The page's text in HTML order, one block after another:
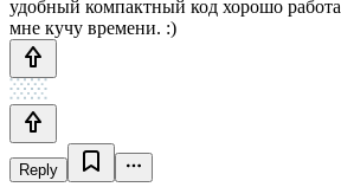
удобный компактный код хорошо
мне кучу времени. :)
Reply